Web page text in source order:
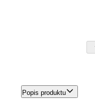
Popis produktu